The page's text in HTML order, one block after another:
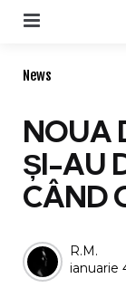
Categories
News
NOUA
ȘI-AU
CÂND
Posted
by
R.M.
ianuarie